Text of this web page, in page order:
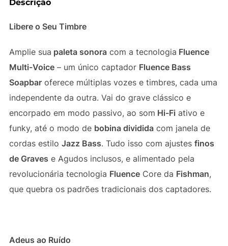
Descrição
Libere o Seu Timbre
Amplie sua paleta sonoracom a tecnologia Fluence
Multi-Voice– um único captador Fluence Bass
Soapbaroferece múltiplas vozes e timbres, cada uma
independente da outra. Vai do grave clássico e
encorpado em modo passivo, ao som Hi-Fiativo e
funky, até o modo de bobina divididacom janela de
cordas estilo Jazz Bass. Tudo isso com ajustes finos
de Graves e Agudos inclusos, e alimentado pela
revolucionária tecnologia FluenceCore da Fishman,
que quebra os padrões tradicionais dos captadores.
Adeus ao Ruído